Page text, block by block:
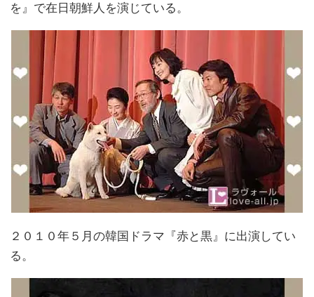
を』で在日朝鮮人を演じている。
２０１０年５月の韓国ドラマ『赤と黒』に出演してい
る。